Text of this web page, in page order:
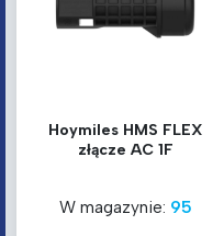
Hoymiles HMS FLEX
złącze AC 1F
W magazynie: 95